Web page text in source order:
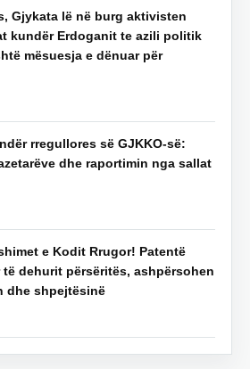
Gjykata lë në burg aktivisten
kundër Erdoganit te azili politik
mësuesja e dënuar për
rregullores së GJKKO-së:
dhe raportimin nga sallat
e Kodit Rrugor! Patentë
të dehurit përsëritës, ashpërsohen
dhe shpejtësinë